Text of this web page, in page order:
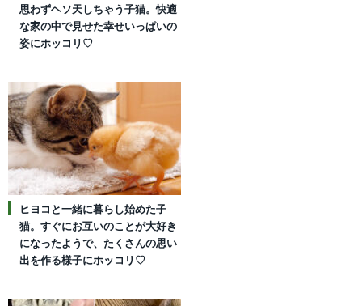
思わずヘソ天しちゃう子猫。快適
な家の中で見せた幸せいっぱいの
姿にホッコリ♡
ヒヨコと一緒に暮らし始めた子
猫。すぐにお互いのことが大好き
になったようで、たくさんの思い
出を作る様子にホッコリ♡